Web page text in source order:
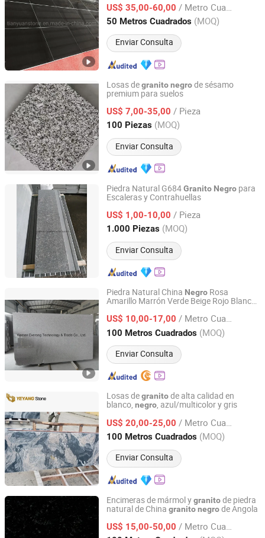
US$ 35,00-60,00 / Metro Cuadrado
50 Metros Cuadrados (MOQ)
Enviar Consulta
Fujian, China Desde 2019
Losas degranitonegrode sésamo
premium para suelos
US$ 7,00-35,00 / Pieza
100 Piezas (MOQ)
Enviar Consulta
yunfu meishida Stone Co., Ltd
Guangdong, China Desde 2025
Piedra Natural G684Granito Negro para
Escaleras y Contrahuellas
US$ 1,00-10,00 / Pieza
1.000 Piezas (MOQ)
Enviar Consulta
Xiamen Shun Shun Stone Import & Export Co., Ltd.
Fujian, China Desde 2007
Piedra Natural China Negro Rosa
Amarillo Marrón Verde Beige Rojo Blanco
Pequeña Aleatoria Media para Suelo
Pared
US$ 10,00-17,00 / Metro Cuadrado
100 Metros Cuadrados (MOQ)
Enviar Consulta
Xiamen Everong Industry&Trade Co., Ltd.
Fujian, China Desde 2022
Losas degranitode alta calidad en
blanco, negro, azul/multicolor y gris
US$ 20,00-25,00 / Metro Cuadrado
100 Metros Cuadrados (MOQ)
Enviar Consulta
Xiamen Yeyang Import & Export Co., Ltd.
Fujian, China Desde 2010
Encimeras de mármol ygranitode piedra
natural de China granitonegrode Angola
US$ 15,00-50,00 / Metro Cuadrado
Xiamen Richstone Building Materials Co.,Ltd.